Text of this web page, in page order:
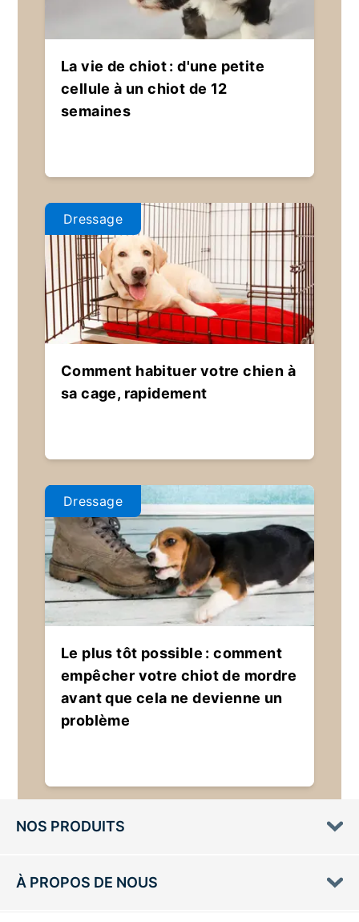
La vie de chiot : d'une petite
cellule à un chiot de 12
semaines
Dressage
Comment habituer votre chien à
sa cage, rapidement
Dressage
Le plus tôt possible : comment
empêcher votre chiot de mordre
avant que cela ne devienne un
problème
NOS PRODUITS
À PROPOS DE NOUS